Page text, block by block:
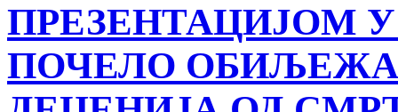
ПРЕЗЕНТАЦИЈОМ
ПОЧЕЛО